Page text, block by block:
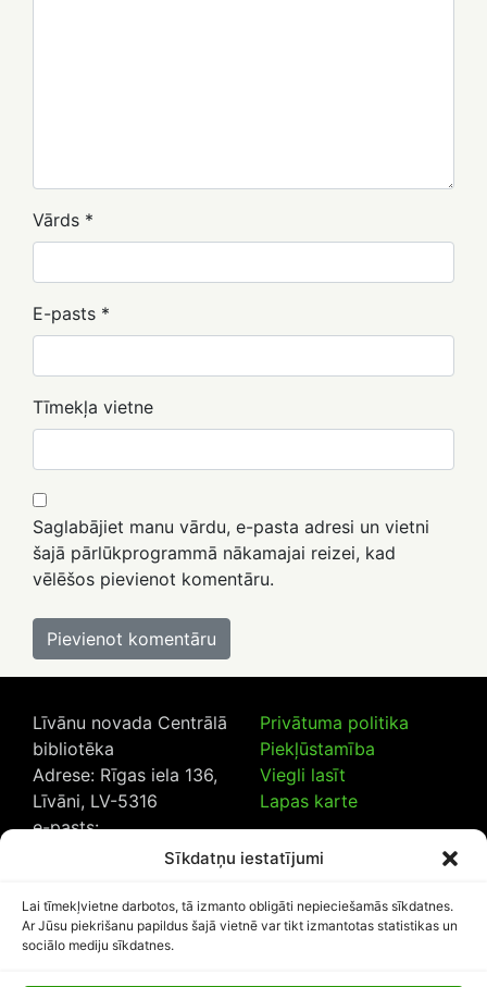
Sīkdatņu iestatījumi
Lai tīmekļvietne darbotos, tā izmanto obligāti nepieciešamās sīkdatnes.
Ar Jūsu piekrišanu papildus šajā vietnē var tikt izmantotas statistikas un
sociālo mediju sīkdatnes.
Vārds *
E-pasts *
Tīmekļa vietne
Saglabājiet manu vārdu, e-pasta adresi un vietni
šajā pārlūkprogrammā nākamajai reizei, kad
vēlēšos pievienot komentāru.
Līvānu novada Centrālā
bibliotēka
Adrese: Rīgas iela 136,
Līvāni, LV-5316
e-pasts:
20230925
Privātuma politika
Piekļūstamība
Viegli lasīt
Lapas karte